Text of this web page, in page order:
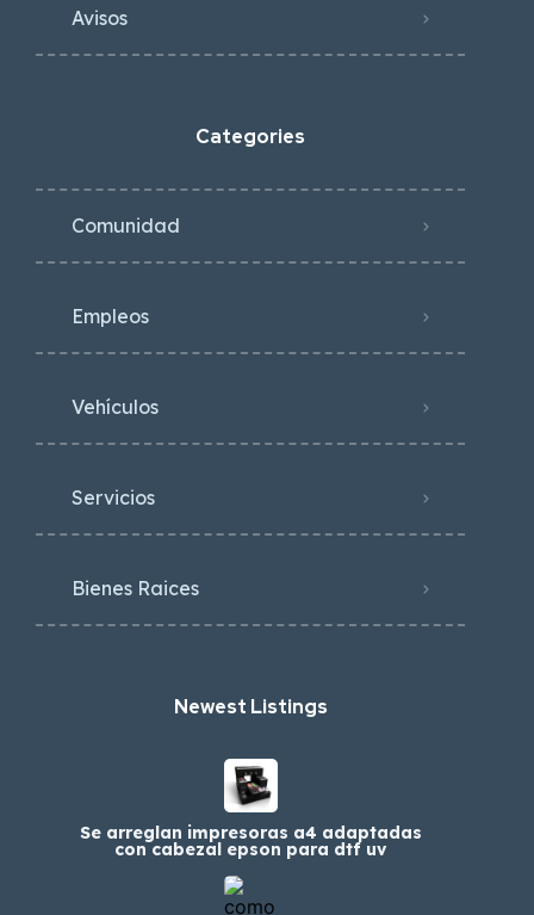
Avisos
Categories
Comunidad
Empleos
Vehículos
Servicios
Bienes Raices
Newest Listings​
Se arreglan impresoras a4 adaptadas
con cabezal epson para dtf uv